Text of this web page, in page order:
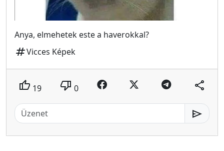
Anya, elmehetek este a haverokkal?
tagVicces Képek
thumb_up 19 thumb_down 0 share
send